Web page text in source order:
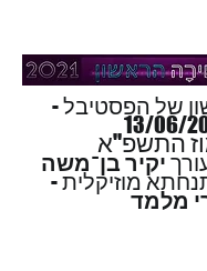
של הפסטיבל -
13/06/
התשפ"א
יקיר בן־משה
מוזיקלית -
מלמד